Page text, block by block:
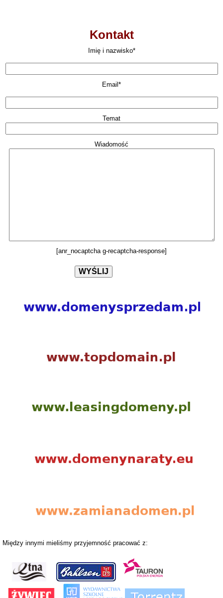
Kontakt
Imię i nazwisko*
Email*
Temat
Wiadomość
[anr_nocaptcha g-recaptcha-response]
Między innymi mieliśmy przyjemność pracować z: